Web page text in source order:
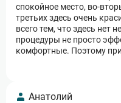
спокойное место, во-
третьих здесь очень
всего тем, что здесь нет
процедуры не просто
комфортные. Поэтому
Анатолий